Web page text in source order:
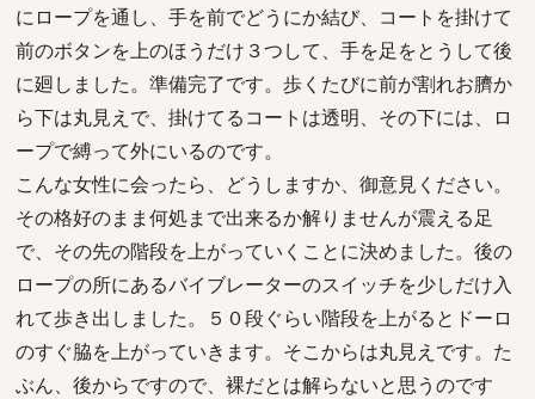
にロープを通し、手を前でどうにか結び、コートを掛けて
前のボタンを上のほうだけ３つして、手を足をとうして後
に廻しました。準備完了です。歩くたびに前が割れお臍か
ら下は丸見えで、掛けてるコートは透明、その下には、ロ
ープで縛って外にいるのです。
こんな女性に会ったら、どうしますか、御意見ください。
その格好のまま何処まで出来るか解りませんが震える足
で、その先の階段を上がっていくことに決めました。後の
ロープの所にあるバイブレーターのスイッチを少しだけ入
れて歩き出しました。５０段ぐらい階段を上がるとドーロ
のすぐ脇を上がっていきます。そこからは丸見えです。た
ぶん、後からですので、裸だとは解らないと思うのです